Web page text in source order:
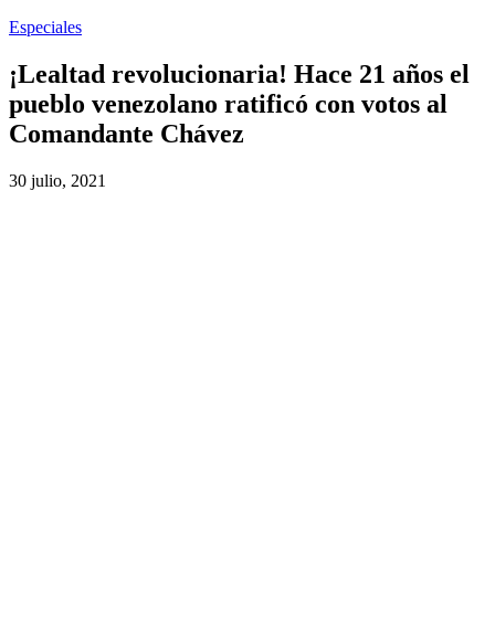
Especiales
¡Lealtad revolucionaria! Hace 21 años el
pueblo venezolano ratificó con votos al
Comandante Chávez
30 julio, 2021